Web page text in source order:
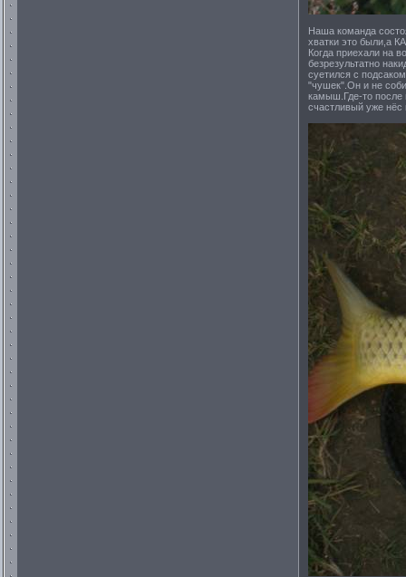
Наша команда
хватки это были,а
Когда приехали на
безрезультатно
суетился с
"чушек".Он и не
камыш.Где-то после
счастливый уже нёс